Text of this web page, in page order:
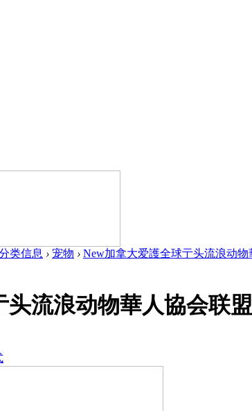
类信息 › 宠物 › New加拿大爱護全球亍头流浪动物
流浪动物華人協会联